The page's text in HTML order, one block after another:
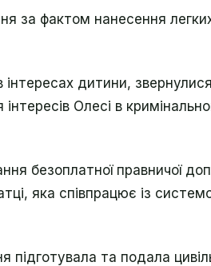
за фактом нанесення
дитини,
Олесі в
безоплатної правничої
яка співпрацює із
та подала